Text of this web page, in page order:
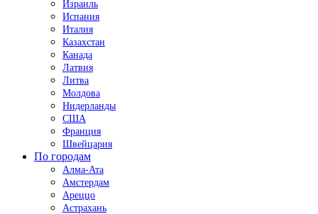
Израиль
Испания
Италия
Казахстан
Канада
Латвия
Литва
Молдова
Нидерланды
США
Франция
Швейцария
По городам
Алма-Ата
Амстердам
Ареццо
Астрахань